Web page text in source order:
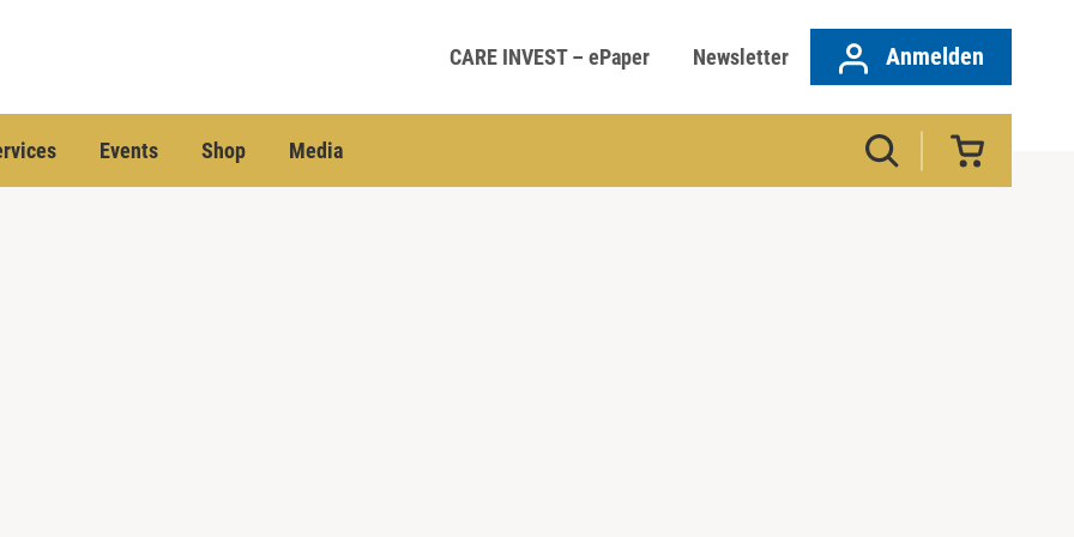
CARE INVEST – ePaper Newsletter Anmelden
Events Shop Media